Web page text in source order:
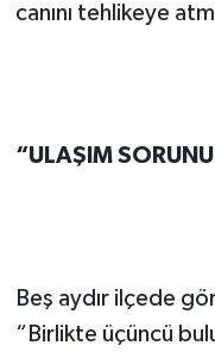
canını tehlikeye
“ULAŞIM
Beş aydır ilçede
“Birlikte üçüncü